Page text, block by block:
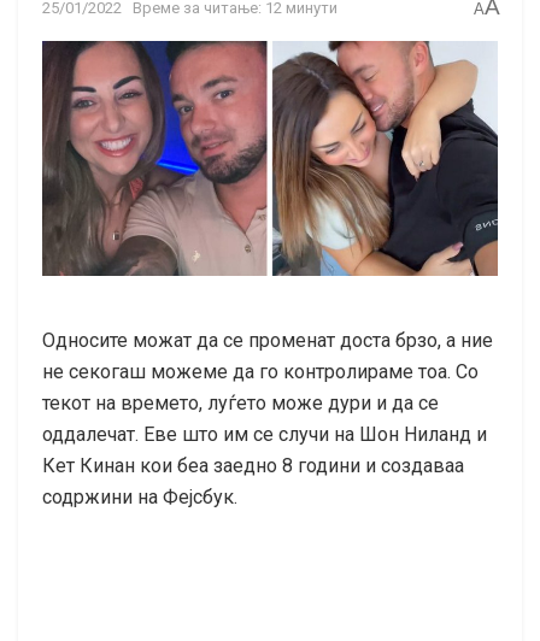
25/01/2022 Време за читање: 12 минути AA
Односите можат да се променат доста брзо, а ние
не секогаш можеме да го контролираме тоа. Со
текот на времето, луѓето може дури и да се
оддалечат. Еве што им се случи на Шон Ниланд и
Кет Кинан кои беа заедно 8 години и создаваа
содржини на Фејсбук.